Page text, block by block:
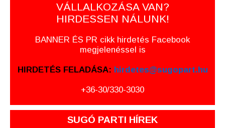
VÁLLALKOZÁSA VAN?
HIRDESSEN NÁLUNK!
BANNER ÉS PR cikk hirdetés Facebook
megjelenéssel is
HIRDETÉS FELADÁSA: hirdetes@sugopart.hu
+36-30/330-3030
SUGÓ PARTI HÍREK